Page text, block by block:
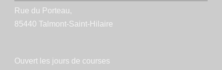
Rue du Porteau,
85440 Talmont-Saint-Hilaire
Ouvert les jours de courses